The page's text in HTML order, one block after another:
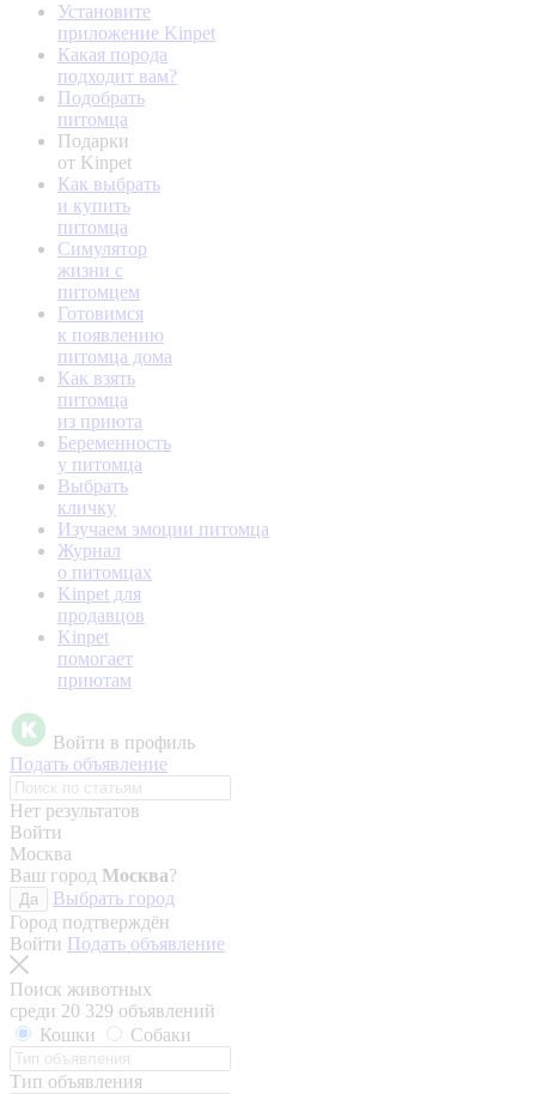
Установите
приложение Kinpet
Какая порода
подходит вам?
Подобрать
питомца
Подарки
от Kinpet
Как выбрать
и купить
питомца
Симулятор
жизни с
питомцем
Готовимся
к появлению
питомца дома
Как взять
питомца
из приюта
Беременность
у питомца
Выбрать
кличку
Изучаем эмоции питомца
Журнал
о питомцах
Kinpet для
продавцов
Kinpet
помогает
приютам
Войти в профиль
Подать объявление
Нет результатов
Войти
Москва
Ваш город Москва?
Да
Выбрать город
Город подтверждён
Войти Подать объявление
Поиск животных
среди 20 329 объявлений
Кошки
Собаки
Тип объявления